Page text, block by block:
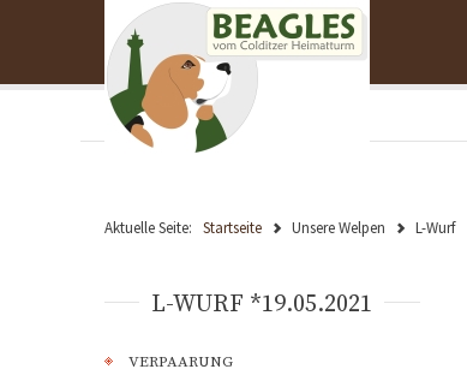
Aktuelle Seite: Startseite Unsere Welpen L-Wurf
L-WURF *19.05.2021
VERPAARUNG